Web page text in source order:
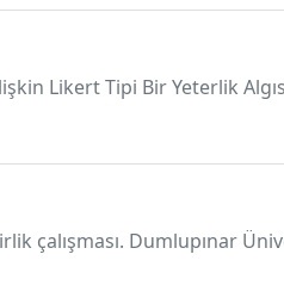
Likert Tipi Bir Yeterlik
çalışması. Dumlupınar